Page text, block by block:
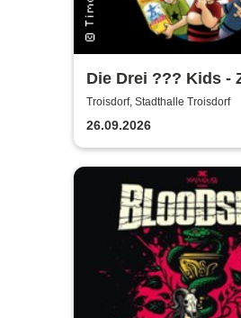
Die Drei ??? Kids -
Rätsel
Troisdorf, Stadthalle Troisdorf
26.09.2026